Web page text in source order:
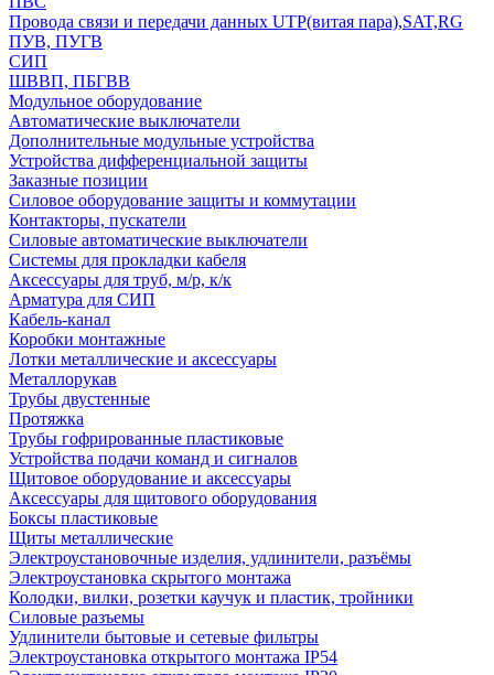
Провода связи и передачи данных UTP(витая пара),SAT,RG
ПУВ, ПУГВ
СИП
ШВВП, ПБГВВ
Модульное оборудование
Автоматические выключатели
Дополнительные модульные устройства
Устройства дифференциальной защиты
Заказные позиции
Силовое оборудование защиты и коммутации
Контакторы, пускатели
Силовые автоматические выключатели
Системы для прокладки кабеля
Аксессуары для труб, м/р, к/к
Арматура для СИП
Кабель-канал
Коробки монтажные
Лотки металлические и аксессуары
Металлорукав
Трубы двустенные
Протяжка
Трубы гофрированные пластиковые
Устройства подачи команд и сигналов
Щитовое оборудование и аксессуары
Аксессуары для щитового оборудования
Боксы пластиковые
Щиты металлические
Электроустановочные изделия, удлинители, разъёмы
Электроустановка скрытого монтажа
Колодки, вилки, розетки каучук и пластик, тройники
Силовые разъемы
Удлинители бытовые и сетевые фильтры
Электроустановка открытого монтажа IP54